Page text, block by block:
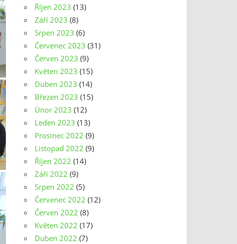
Říjen 2023 (13)
Září 2023 (8)
Srpen 2023 (6)
Červenec 2023 (31)
Červen 2023 (9)
Květen 2023 (15)
Duben 2023 (14)
Březen 2023 (15)
Únor 2023 (12)
Leden 2023 (13)
Prosinec 2022 (9)
Listopad 2022 (9)
Říjen 2022 (14)
Září 2022 (9)
Srpen 2022 (5)
Červenec 2022 (12)
Červen 2022 (8)
Květen 2022 (17)
Duben 2022 (7)